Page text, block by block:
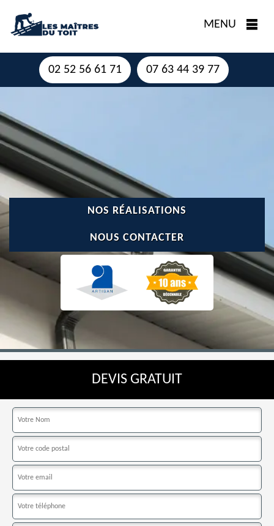
MENU
02 52 56 61 71 07 63 44 39 77
NOS RÉALISATIONS
NOUS CONTACTER
DEVIS GRATUIT